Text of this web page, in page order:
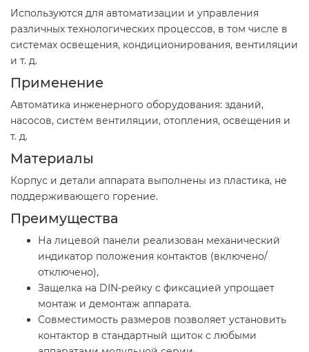
Используются для автоматизации и управления
различных технологических процессов, в том числе в
системах освещения, кондиционирования, вентиляции
и т. д.
Применение
Автоматика инженерного оборудования: зданий,
насосов, систем вентиляции, отопления, освещения и
т. д.
Материалы
Корпус и детали аппарата выполнены из пластика, не
поддерживающего горение.
Преимущества
На лицевой панели реализован механический
индикатор положения контактов (включено/
отключено),
Защелка на DIN-рейку с фиксацией упрощает
монтаж и демонтаж аппарата.
Совместимость размеров позволяет установить
контактор в стандартный щиток с любыми